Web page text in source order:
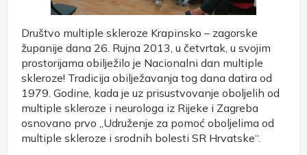
Društvo multiple skleroze Krapinsko – zagorske
županije dana 26. Rujna 2013, u četvrtak, u svojim
prostorijama obilježilo je Nacionalni dan multiple
skleroze! Tradicija obilježavanja tog dana datira od
1979. Godine, kada je uz prisustvovanje oboljelih od
multiple skleroze i neurologa iz Rijeke i Zagreba
osnovano prvo „Udruženje za pomoć oboljelima od
multiple skleroze i srodnih bolesti SR Hrvatske“.